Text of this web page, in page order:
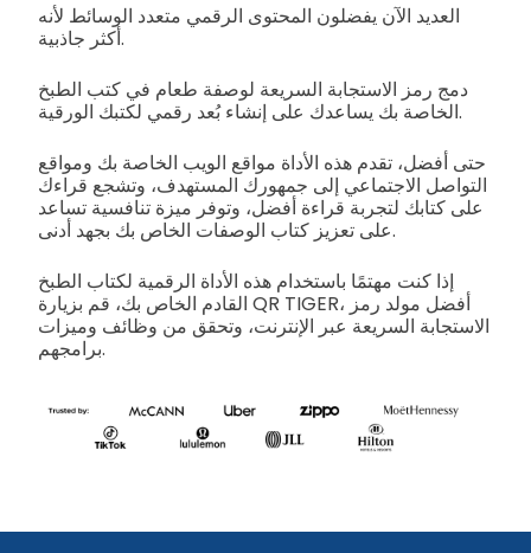
العديد الآن يفضلون المحتوى الرقمي متعدد الوسائط لأنه
أكثر جاذبية.
دمج رمز الاستجابة السريعة لوصفة طعام في كتب الطبخ
الخاصة بك يساعدك على إنشاء بُعد رقمي لكتبك الورقية.
حتى أفضل، تقدم هذه الأداة مواقع الويب الخاصة بك ومواقع
التواصل الاجتماعي إلى جمهورك المستهدف، وتشجع قراءك
على كتابك لتجربة قراءة أفضل، وتوفر ميزة تنافسية تساعد
على تعزيز كتاب الوصفات الخاص بك بجهد أدنى.
إذا كنت مهتمًا باستخدام هذه الأداة الرقمية لكتاب الطبخ
القادم الخاص بك، قم بزيارة QR TIGER، أفضل مولد رمز
الاستجابة السريعة عبر الإنترنت، وتحقق من وظائف وميزات
برامجهم.